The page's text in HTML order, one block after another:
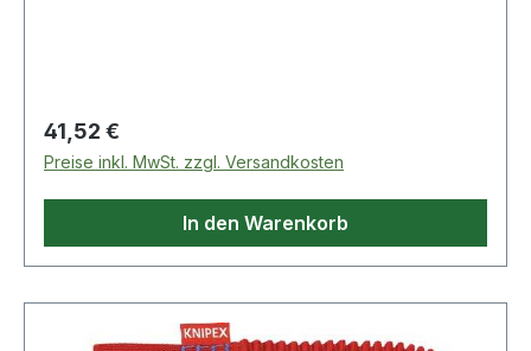
Regulärer Preis:
41,52 €
Preise inkl. MwSt. zzgl. Versandkosten
In den Warenkorb